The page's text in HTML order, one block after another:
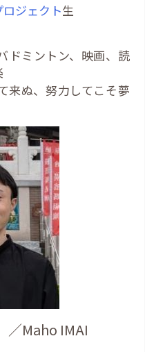
ジェクト生
ドミントン、映画、読
来ぬ、努力してこそ夢
／Maho IMAI